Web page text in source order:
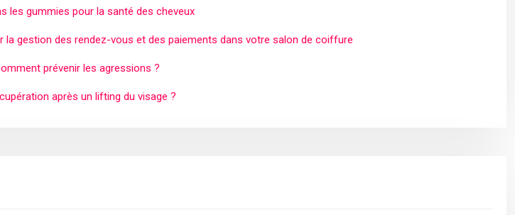
les gummies pour la santé des cheveux
gestion des rendez-vous et des paiements dans votre salon de coiffure
prévenir les agressions ?
après un lifting du visage ?